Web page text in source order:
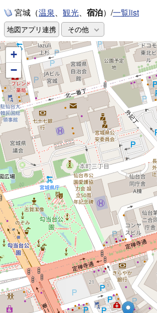
宮城（温泉 、 観光、 宿泊）/一覧list
地図アプリ連携 その他
+
−